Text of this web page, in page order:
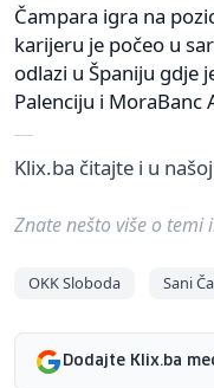
Čampara igra na
karijeru je počeo u
odlazi u Španiju gdje
Palenciju i MoraBanc
Klix.ba čitajte i u
Znate nešto više o temi
OKK Sloboda Sani
Dodajte Klix.ba